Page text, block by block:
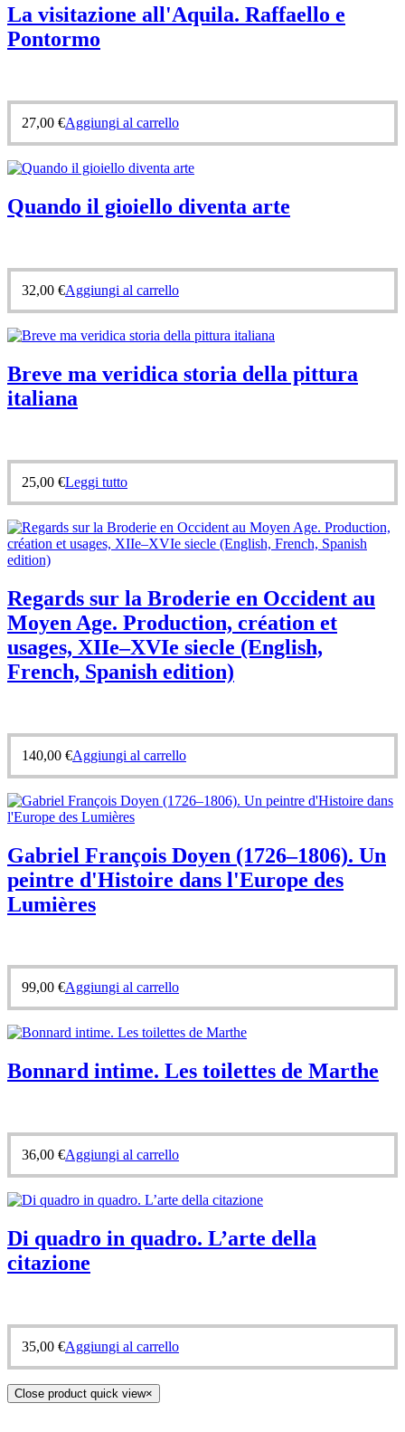
La visitazione all'Aquila. Raffaello e
Pontormo
27,00 €Aggiungi al carrello
Quando il gioiello diventa arte
32,00 €Aggiungi al carrello
Breve ma veridica storia della pittura
italiana
25,00 €Leggi tutto
Regards sur la Broderie en Occident au
Moyen Age. Production, création et
usages, XIIe–XVIe siecle (English,
French, Spanish edition)
140,00 €Aggiungi al carrello
Gabriel François Doyen (1726–1806). Un
peintre d'Histoire dans l'Europe des
Lumières
99,00 €Aggiungi al carrello
Bonnard intime. Les toilettes de Marthe
36,00 €Aggiungi al carrello
Di quadro in quadro. L’arte della
citazione
35,00 €Aggiungi al carrello
Close product quick view×